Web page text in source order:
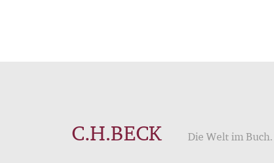
C.H.BECK Die Welt im Buch.